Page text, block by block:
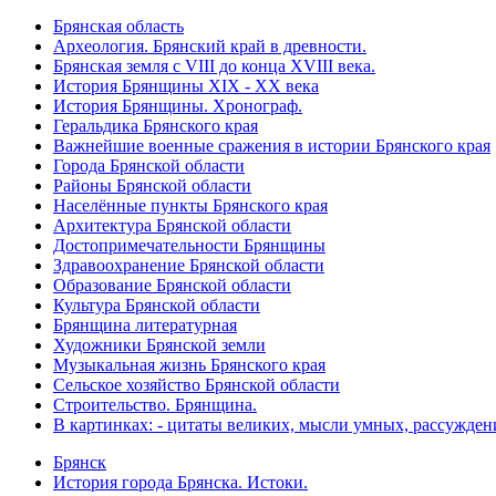
Брянская область
Археология. Брянский край в древности.
Брянская земля с VIII до конца XVIII века.
История Брянщины XIX - XX века
История Брянщины. Хронограф.
Геральдика Брянского края
Важнейшие военные сражения в истории Брянского края
Города Брянской области
Районы Брянской области
Населённые пункты Брянского края
Архитектура Брянской области
Достопримечательности Брянщины
Здравоохранение Брянской области
Образование Брянской области
Культура Брянской области
Брянщина литературная
Художники Брянской земли
Музыкальная жизнь Брянского края
Сельское хозяйство Брянской области
Строительство. Брянщина.
В картинках: - цитаты великих, мысли умных,
Брянск
История города Брянска. Истоки.